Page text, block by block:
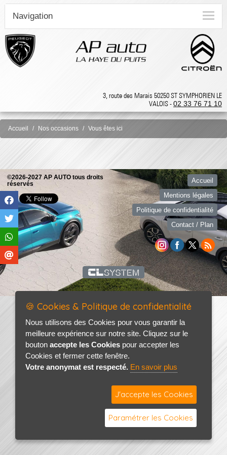
Navigation
3, route des Marais 50250 ST SYMPHORIEN LE
VALOIS -02 33 76 71 10
Accueil Nos occasions Vous êtes ici
©2026-2027 AP AUTO tous droits
réservés
Accueil
Mentions légales
Politique de confidentialité
Contact / Plan
🍪 Cookies & Politique de confidentialité
Nous utilisons des Cookies pour vous garantir la
meilleure expérience sur notre site. Cliquez sur le
bouton accepte les Cookies pour accepter les
Cookies et fermer cette fenêtre.
Votre anonymat est respecté. En savoir plus
J'accepte les Cookies
Paramétrer les Cookies